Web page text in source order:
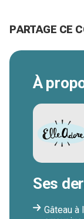
PARTAGE CE
À
Ses
Gâteau